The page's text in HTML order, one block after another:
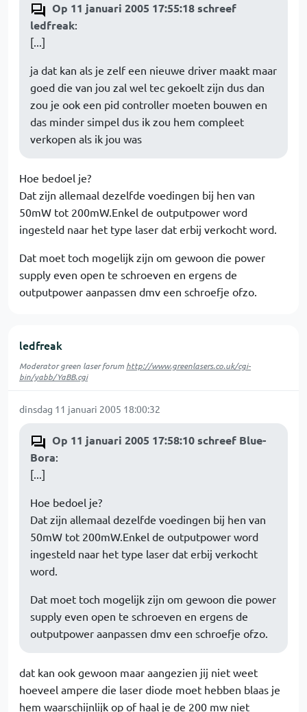
Op 11 januari 2005 17:55:18 schreef
ledfreak:
[...]
ja dat kan als je zelf een nieuwe driver maakt maar
goed die van jou zal wel tec gekoelt zijn dus dan
zou je ook een pid controller moeten bouwen en
das minder simpel dus ik zou hem compleet
verkopen als ik jou was
Hoe bedoel je?
Dat zijn allemaal dezelfde voedingen bij hen van
50mW tot 200mW.Enkel de outputpower word
ingesteld naar het type laser dat erbij verkocht word.
Dat moet toch mogelijk zijn om gewoon die power
supply even open te schroeven en ergens de
outputpower aanpassen dmv een schroefje ofzo.
ledfreak
Moderator green laser forum http://www.greenlasers.co.uk/cgi-
bin/yabb/YaBB.cgi
dinsdag 11 januari 2005 18:00:32
Op 11 januari 2005 17:58:10 schreef Blue-
Bora:
[...]
Hoe bedoel je?
Dat zijn allemaal dezelfde voedingen bij hen van
50mW tot 200mW.Enkel de outputpower word
ingesteld naar het type laser dat erbij verkocht
word.
Dat moet toch mogelijk zijn om gewoon die power
supply even open te schroeven en ergens de
outputpower aanpassen dmv een schroefje ofzo.
dat kan ook gewoon maar aangezien jij niet weet
hoeveel ampere die laser diode moet hebben blaas je
hem waarschijnlijk op of haal je de 200 mw niet